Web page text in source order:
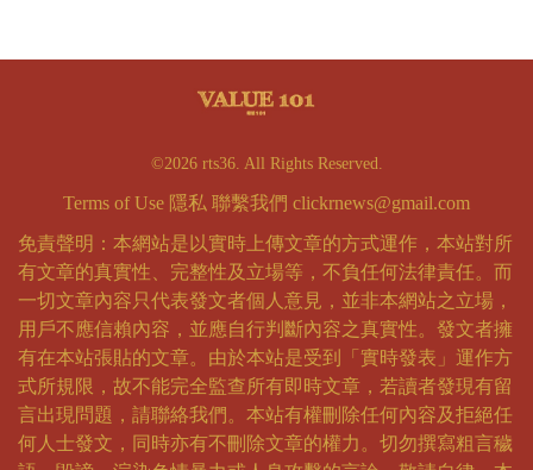
©2026 rts36. All Rights Reserved.
Terms of Use 隱私 聯繫我們 clickrnews@gmail.com
免責聲明：本網站是以實時上傳文章的方式運作，本站對所
有文章的真實性、完整性及立場等，不負任何法律責任。而
一切文章內容只代表發文者個人意見，並非本網站之立場，
用戶不應信賴內容，並應自行判斷內容之真實性。發文者擁
有在本站張貼的文章。由於本站是受到「實時發表」運作方
式所規限，故不能完全監查所有即時文章，若讀者發現有留
言出現問題，請聯絡我們。本站有權刪除任何內容及拒絕任
何人士發文，同時亦有不刪除文章的權力。切勿撰寫粗言穢